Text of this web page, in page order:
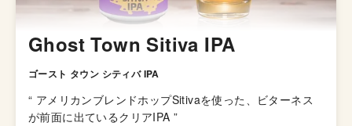
Ghost Town Sitiva IPA
ゴースト タウン シティバ IPA
“ アメリカンブレンドホップSitivaを使った、ビターネス
が前面に出ているクリアIPA ”